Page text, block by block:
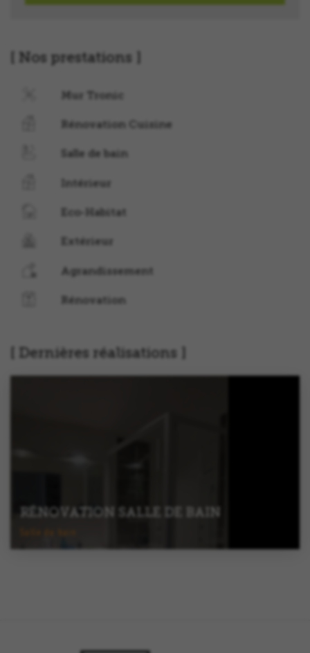
Nos prestations
Mur Tronic
Rénovation Cuisine
Salle de bain
Intérieur
Eco-Habitat
Extérieur
Agrandissement
Rénovation
Dernières réalisations
RÉNOVATION SALLE DE BAIN